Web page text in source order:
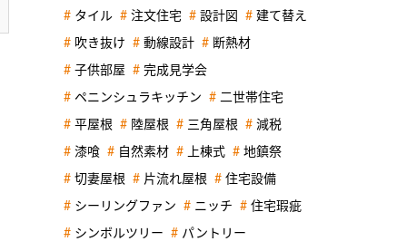
タイル 注文住宅 設計図 建て替え
吹き抜け 動線設計 断熱材
子供部屋 完成見学会
ペニンシュラキッチン 二世帯住宅
平屋根 陸屋根 三角屋根 減税
漆喰 自然素材 上棟式 地鎮祭
切妻屋根 片流れ屋根 住宅設備
シーリングファン ニッチ 住宅瑕疵
シンボルツリー パントリー